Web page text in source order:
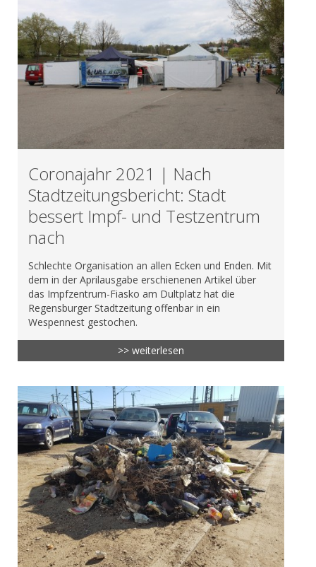
Coronajahr 2021 | Nach
Stadtzeitungsbericht: Stadt
bessert Impf- und Testzentrum
nach
Schlechte Organisation an allen Ecken und Enden. Mit
dem in der Aprilausgabe erschienenen Artikel über
das Impfzentrum-Fiasko am Dultplatz hat die
Regensburger Stadtzeitung offenbar in ein
Wespennest gestochen.
>> weiterlesen